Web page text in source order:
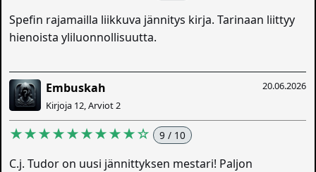
Spefin rajamailla liikkuva jännitys kirja. Tarinaan liittyy
hienoista yliluonnollisuutta.
20.06.2026
Embuskah
Kirjoja 12, Arviot 2
★★★★★★★★★☆ 9 / 10
C.j. Tudor on uusi jännittyksen mestari! Paljon